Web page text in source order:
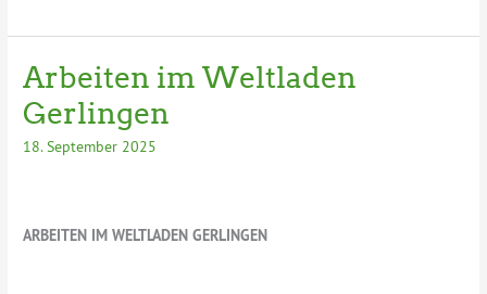
Ludwigsburg
–
Teamklausur
im
Wahlkreis
Arbeiten im Weltladen
Gerlingen
18. September 2025
ARBEITEN IM WELTLADEN GERLINGEN